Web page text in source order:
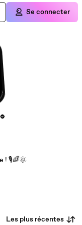
Se connecter
Fier.e / Déjanté.e / Engagé.e ! 🎙️🌈🌞
Les plus récentes